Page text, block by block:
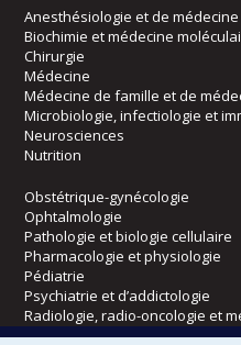
Anesthésiologie et de
Biochimie et médecine
Chirurgie
Médecine
Médecine de famille et de
Microbiologie, infectiologie et
Neurosciences
Nutrition
Obstétrique-gynécologie
Ophtalmologie
Pathologie et biologie cellulaire
Pharmacologie et physiologie
Pédiatrie
Psychiatrie et d’addictologie
Radiologie, radio-oncologie et